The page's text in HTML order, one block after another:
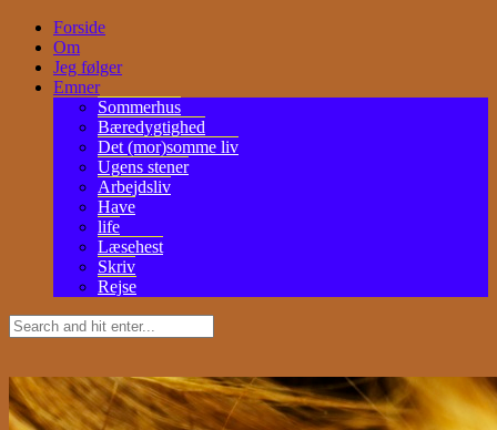
Forside
Om
Jeg følger
Emner
Sommerhus
Bæredygtighed
Det (mor)somme liv
Ugens stener
Arbejdsliv
Have
life
Læsehest
Skriv
Rejse